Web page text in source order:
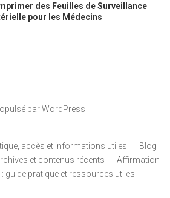
des Feuilles de Surveillance
pour les Médecins
parWordPress
accès et informations utiles
Blog
et contenus récents
Affirmation
guide pratique et ressources utiles